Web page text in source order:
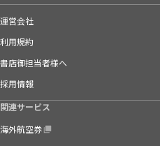
運営会社
利用規約
書店御担当者様へ
採用情報
関連サービス
海外航空券